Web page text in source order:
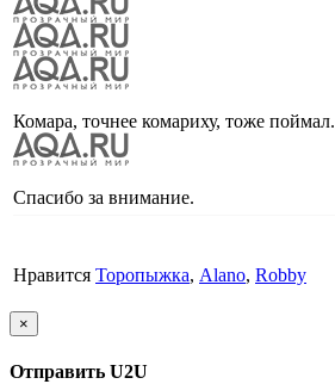
Комара, точнее комариху, тоже поймал.
Спасибо за внимание.
Нравится Торопыжка, Alano, Robby
×
Отправить U2U